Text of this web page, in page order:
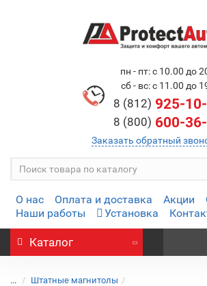
пн - пт: с 10.00 до
сб - вс: с 11.00 до
8 (812) 925-
8 (800) 600-
Заказать обратный
О нас Оплата и доставка Акции
Наши работы
Установка
Каталог
... Штатные магнитолы